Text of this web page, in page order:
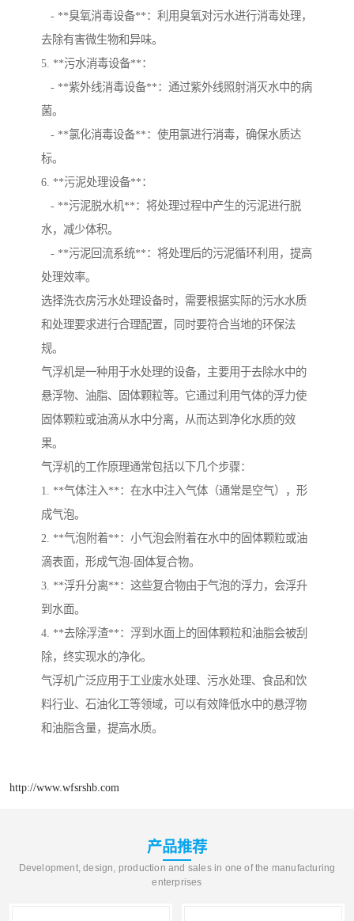
- **臭氧消毒设备**：利用臭氧对污水进行消毒处理，
去除有害微生物和异味。
5. **污水消毒设备**：
- **紫外线消毒设备**：通过紫外线照射消灭水中的病
菌。
- **氯化消毒设备**：使用氯进行消毒，确保水质达
标。
6. **污泥处理设备**：
- **污泥脱水机**：将处理过程中产生的污泥进行脱
水，减少体积。
- **污泥回流系统**：将处理后的污泥循环利用，提高
处理效率。
选择洗衣房污水处理设备时，需要根据实际的污水水质
和处理要求进行合理配置，同时要符合当地的环保法
规。
气浮机是一种用于水处理的设备，主要用于去除水中的
悬浮物、油脂、固体颗粒等。它通过利用气体的浮力使
固体颗粒或油滴从水中分离，从而达到净化水质的效
果。
气浮机的工作原理通常包括以下几个步骤：
1. **气体注入**：在水中注入气体（通常是空气），形
成气泡。
2. **气泡附着**：小气泡会附着在水中的固体颗粒或油
滴表面，形成气泡-固体复合物。
3. **浮升分离**：这些复合物由于气泡的浮力，会浮升
到水面。
4. **去除浮渣**：浮到水面上的固体颗粒和油脂会被刮
除，终实现水的净化。
气浮机广泛应用于工业废水处理、污水处理、食品和饮
料行业、石油化工等领域，可以有效降低水中的悬浮物
和油脂含量，提高水质。
http://www.wfsrshb.com
产品推荐
Development, design, production and sales in one of the manufacturing
enterprises